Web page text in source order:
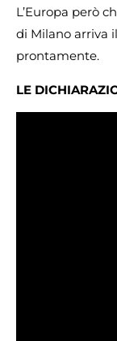
L’Europa però
di Milano arriva
prontamente.
LE